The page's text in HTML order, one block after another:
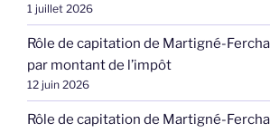
1 juillet 2026
Rôle de capitation de Martigné-
par montant de l’impôt
12 juin 2026
Rôle de capitation de Martigné-